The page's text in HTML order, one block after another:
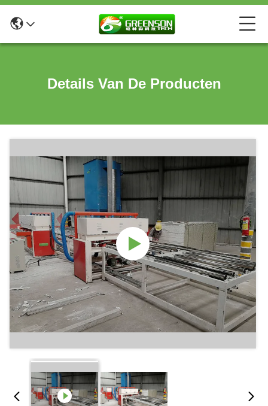
Details Van De Producten